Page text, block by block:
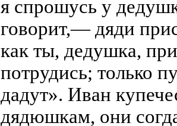
я спрошусь у
говорит,— дяди
как ты, дедушка,
потрудись; только
дадут». Иван
дядюшкам, они